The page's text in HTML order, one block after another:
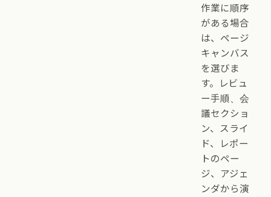
作業に順序
がある場合
は、ページ
キャンバス
を選びま
す。レビュ
ー手順、会
議セクショ
ン、スライ
ド、レポー
トのペー
ジ、アジェ
ンダから演